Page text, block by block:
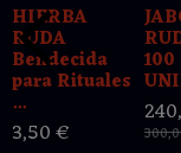
HIERBA
RUDA
Bendecida
para Rituales
...
3,50 €
100